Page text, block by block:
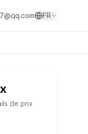
FR
de prix